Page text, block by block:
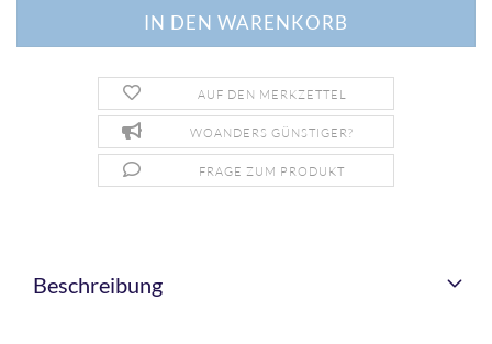
AUF DEN MERKZETTEL
WOANDERS GÜNSTIGER?
FRAGE ZUM PRODUKT
Beschreibung